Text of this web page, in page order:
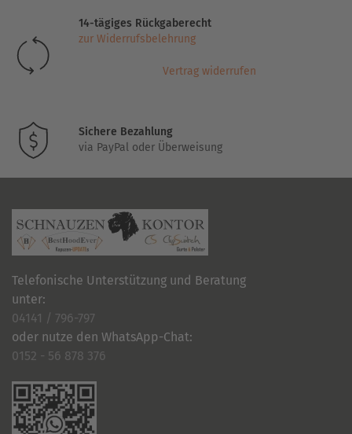
14-tägiges Rückgaberecht
zur Widerrufsbelehrung
Vertrag widerrufen
Sichere Bezahlung
via PayPal oder Überweisung
Telefonische Unterstützung und Beratung
unter:
04141 / 796-797
oder nutze den WhatsApp-Chat:
0152 - 56 878 376